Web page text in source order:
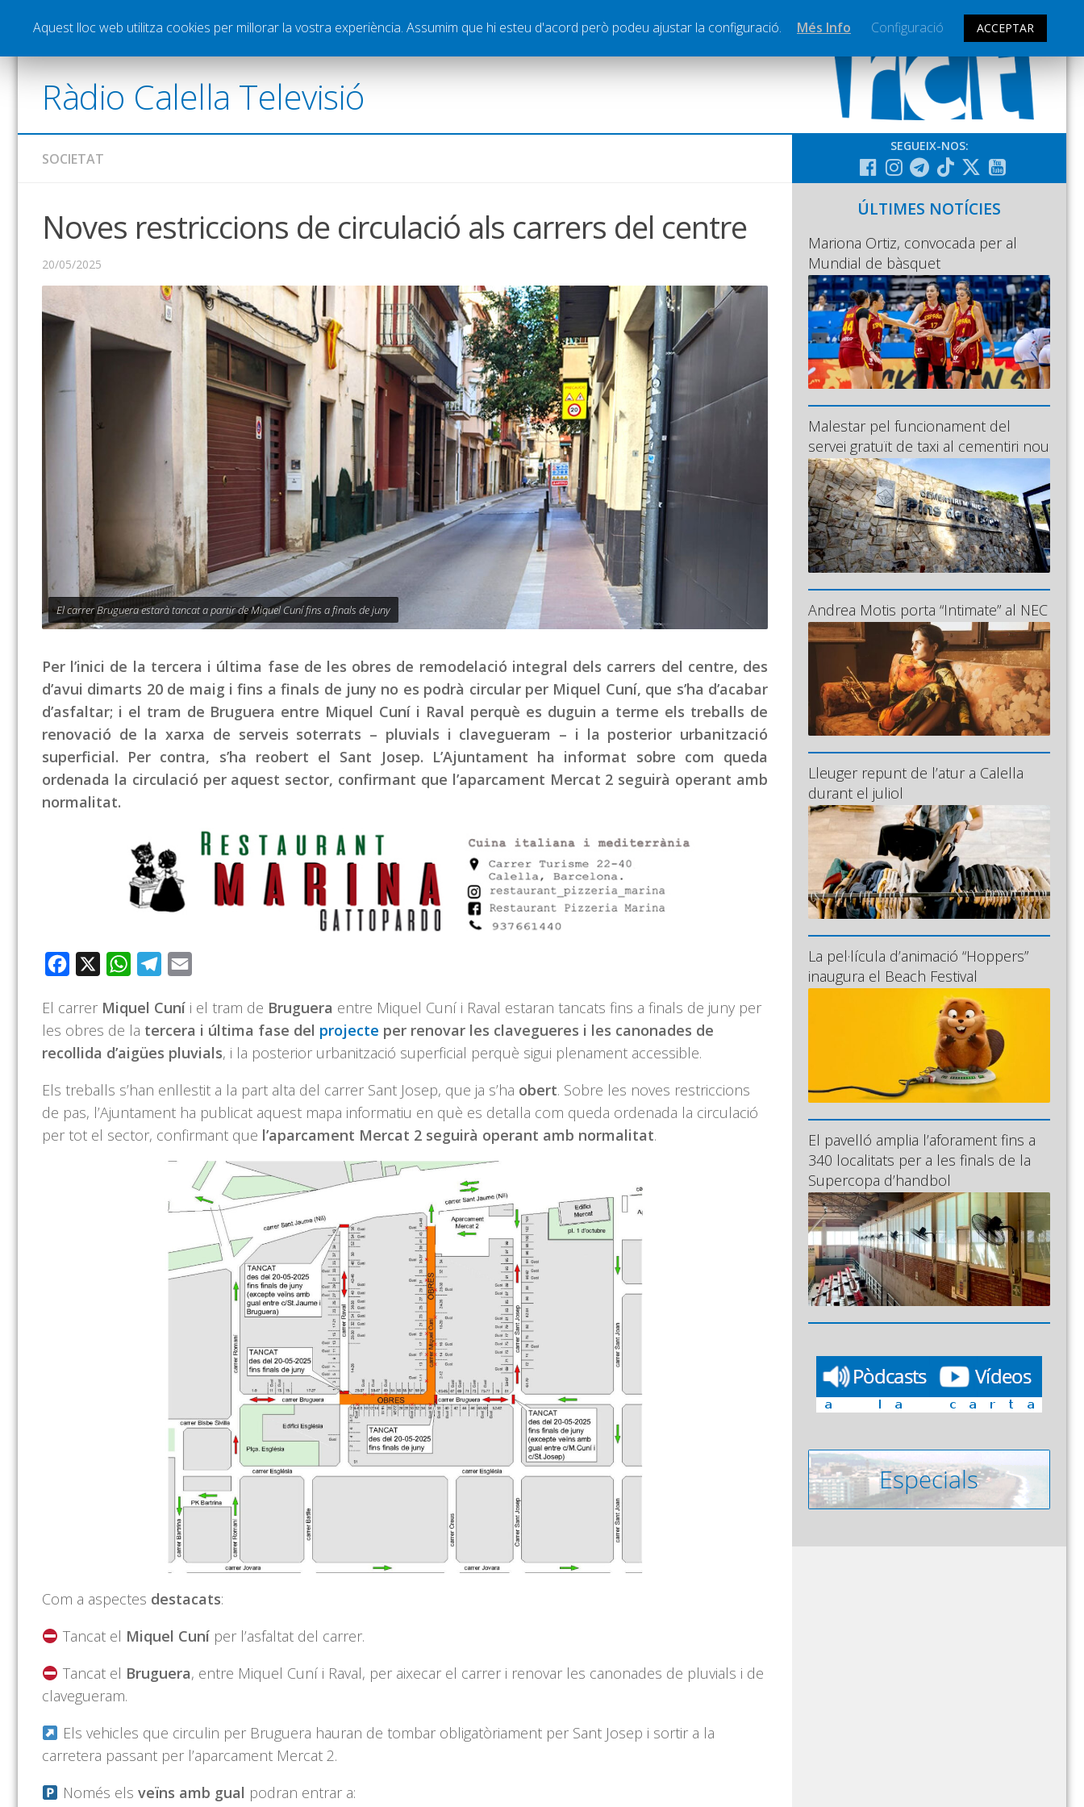
Notícies Esports Pòdcasts Vídeos Graella Publicitat Contacte
Ràdio Calella Televisió
SOCIETAT
Noves restriccions de circulació als carrers del centre
20/05/2025
El carrer Bruguera estarà tancat a partir de Miquel Cuní fins a finals de juny
Per l’inici de la tercera i última fase de les obres de remodelació integral dels carrers del centre, des
d’avui dimarts 20 de maig i fins a finals de juny no es podrà circular per Miquel Cuní, que s’ha d’acabar
d’asfaltar; i el tram de Bruguera entre Miquel Cuní i Raval perquè es duguin a terme els treballs de
renovació de la xarxa de serveis soterrats – pluvials i clavegueram – i la posterior urbanització
superficial. Per contra, s’ha reobert el Sant Josep. L’Ajuntament ha informat sobre com queda
ordenada la circulació per aquest sector, confirmant que l’aparcament Mercat 2 seguirà operant amb
normalitat.
Facebook WhatsAppTelegram
El carrer Miquel Cuní i el tram de Bruguera entre Miquel Cuní i Raval estaran tancats fins a finals de juny per
les obres de la tercera i última fase del projecte per renovar les clavegueres i les canonades de
recollida d’aigües pluvials, i la posterior urbanització superficial perquè sigui plenament accessible.
Els treballs s’han enllestit a la part alta del carrer Sant Josep, que ja s’ha obert. Sobre les noves restriccions
de pas, l’Ajuntament ha publicat aquest mapa informatiu en què es detalla com queda ordenada la circulació
per tot el sector, confirmant que l’aparcament Mercat 2 seguirà operant amb normalitat.
Com a aspectes destacats:
Tancat el Miquel Cuníper l’asfaltat del carrer.
Tancat el Bruguera, entre Miquel Cuní i Raval, per aixecar el carrer i renovar les canonades de pluvials i de
clavegueram.
Els vehicles que circulin per Bruguera hauran de tombar obligatòriament per Sant Josep i sortir a la
carretera passant per l’aparcament Mercat 2.
Només els veïns amb gual podran entrar a:
SEGUEIX-NOS:
ÚLTIMES NOTÍCIES
Mariona Ortiz, convocada per al
Mundial de bàsquet
Malestar pel funcionament del
servei gratuït de taxi al cementiri nou
Andrea Motis porta “Intimate” al NEC
Lleuger repunt de l’atur a Calella
durant el juliol
La pel·lícula d’animació “Hoppers”
inaugura el Beach Festival
El pavelló amplia l’aforament fins a
340 localitats per a les finals de la
Supercopa d’handbol
Aquest lloc web utilitza cookies per millorar la vostra experiència. Assumim que hi esteu d'acord però podeu ajustar la configuració. Més Info Configuració ACCEPTAR